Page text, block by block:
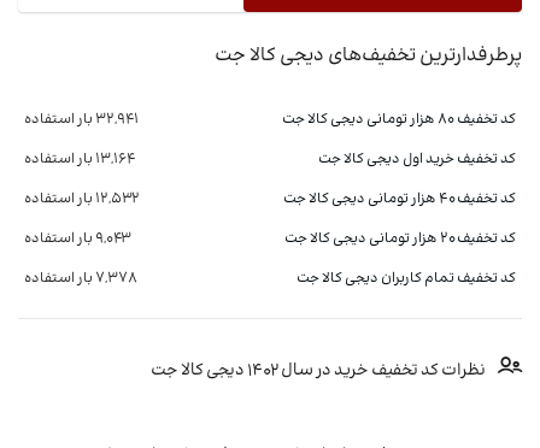
پرطرفدارترین تخفیف‌های دیجی کالا جت
کد تخفیف 80 هزار تومانی دیجی کالا جت
32,941 بار استفاده
کد تخفیف خرید اول دیجی کالا جت
13,164 بار استفاده
کد تخفیف 40 هزار تومانی دیجی کالا جت
12,532 بار استفاده
کد تخفیف 20 هزار تومانی دیجی کالا جت
9,043 بار استفاده
کد تخفیف تمام کاربران دیجی کالا جت
7,378 بار استفاده
نظرات کد تخفیف خرید در سال 1402 دیجی کالا جت